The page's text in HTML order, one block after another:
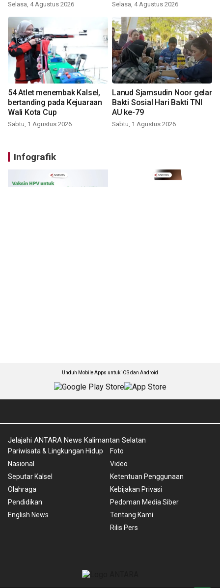
Selasa, 4 Agustus 2026 Selasa, 4 Agustus 2026
54 Atlet menembak Kalsel,
bertanding pada Kejuaraan
Wali Kota Cup
Sabtu, 1 Agustus 2026
Lanud Sjamsudin Noor gelar
Bakti Sosial Hari Bakti TNI
AU ke-79
Sabtu, 1 Agustus 2026
Infografik
Unduh Mobile Apps untuk iOS dan Android
Jelajahi ANTARA News Kalimantan Selatan
Pariwisata & Lingkungan Hidup
Nasional
Seputar Kalsel
Olahraga
Pendidikan
English News
Foto
Video
Ketentuan Penggunaan
Kebijakan Privasi
Pedoman Media Siber
Tentang Kami
Rilis Pers